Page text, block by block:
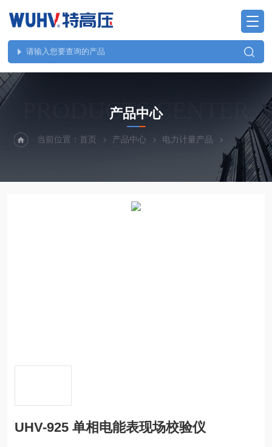
PRODUCTS CENTER
产品中心
当前位置：首页 产品中心 电力计量产品 单相电能
UHV-925 单相电能表现场校验仪